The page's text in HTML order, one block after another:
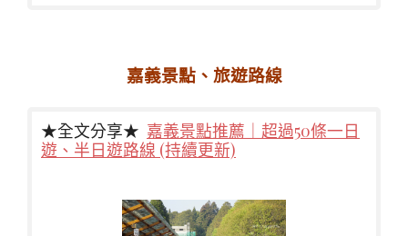
嘉義景點、旅遊路線
★全文分享★ 嘉義景點推薦｜超過50條一日
遊、半日遊路線 (持續更新)